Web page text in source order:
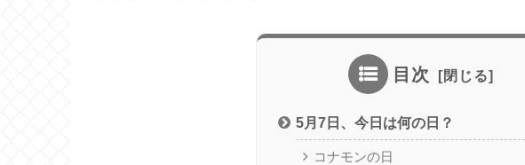
目次
5月7日、今日は何の日？
コナモンの日